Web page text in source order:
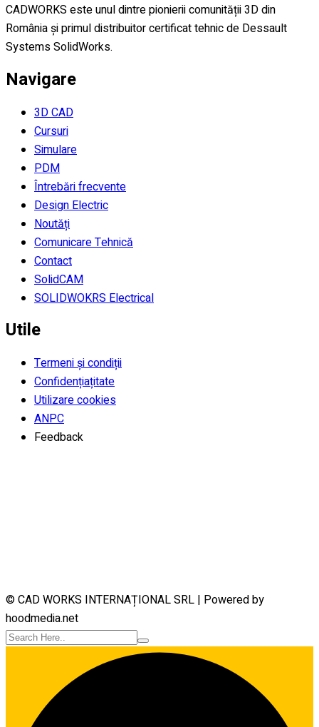
CADWORKS este unul dintre pionierii comunității 3D din
România și primul distribuitor certificat tehnic de Dessault
Systems SolidWorks.
Navigare
3D CAD
Cursuri
Simulare
PDM
Întrebări frecvente
Design Electric
Noutăți
Comunicare Tehnică
Contact
SolidCAM
SOLIDWOKRS Electrical
Utile
Termeni și condiții
Confidențiațitate
Utilizare cookies
ANPC
Feedback
© CAD WORKS INTERNAȚIONAL SRL | Powered by
hoodmedia.net